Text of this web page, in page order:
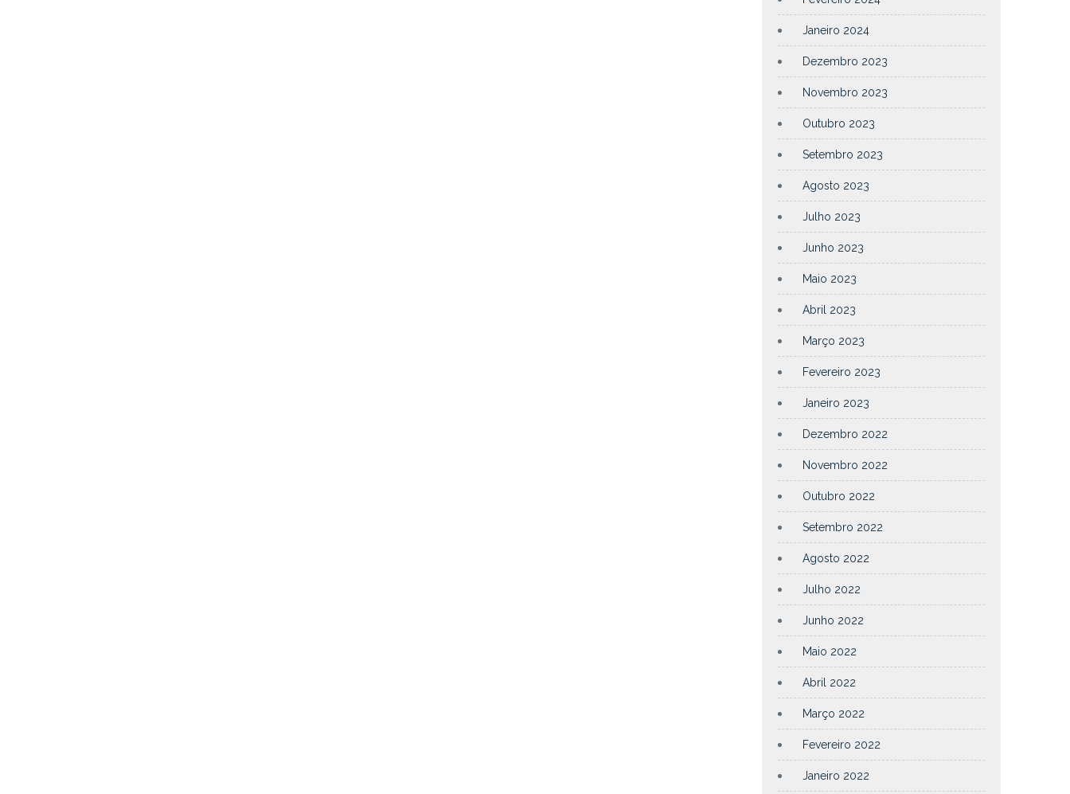
Janeiro 2024
Dezembro 2023
Novembro 2023
Outubro 2023
Setembro 2023
Agosto 2023
Julho 2023
Junho 2023
Maio 2023
Abril 2023
Março 2023
Fevereiro 2023
Janeiro 2023
Dezembro 2022
Novembro 2022
Outubro 2022
Setembro 2022
Agosto 2022
Julho 2022
Junho 2022
Maio 2022
Abril 2022
Março 2022
Fevereiro 2022
Janeiro 2022